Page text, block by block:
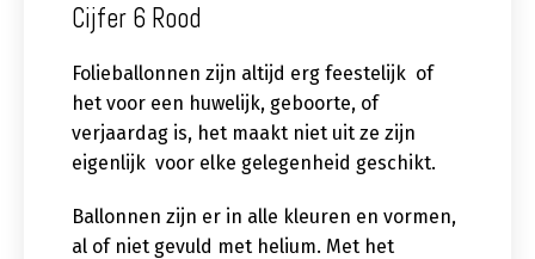
Cijfer 6 Rood
Folieballonnen zijn altijd erg feestelijk of
het voor een huwelijk, geboorte, of
verjaardag is, het maakt niet uit ze zijn
eigenlijk voor elke gelegenheid geschikt.
Ballonnen zijn er in alle kleuren en vormen,
al of niet gevuld met helium. Met het